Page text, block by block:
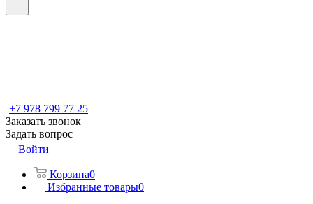
+7 978 799 77 25
Заказать звонок
Задать вопрос
Войти
Корзина0
Избранные товары0